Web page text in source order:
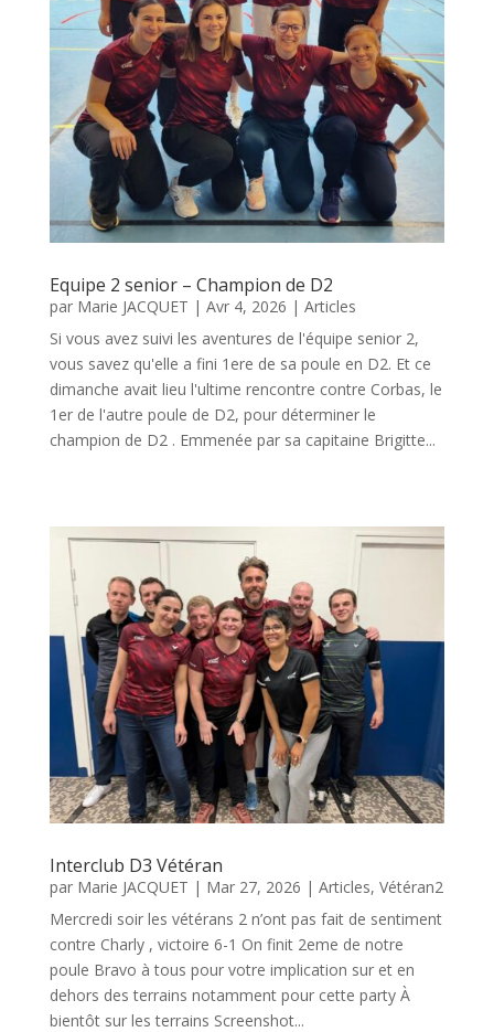
Equipe 2 senior – Champion de D2
par Marie JACQUET | Avr 4, 2026 | Articles
Si vous avez suivi les aventures de l'équipe senior 2,
vous savez qu'elle a fini 1ere de sa poule en D2. Et ce
dimanche avait lieu l'ultime rencontre contre Corbas, le
1er de l'autre poule de D2, pour déterminer le
champion de D2 . Emmenée par sa capitaine Brigitte...
Interclub D3 Vétéran
par Marie JACQUET | Mar 27, 2026 | Articles, Vétéran2
Mercredi soir les vétérans 2 n’ont pas fait de sentiment
contre Charly , victoire 6-1 On finit 2eme de notre
poule Bravo à tous pour votre implication sur et en
dehors des terrains notamment pour cette party À
bientôt sur les terrains Screenshot...